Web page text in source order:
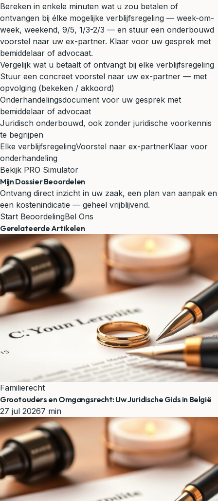
Bereken in enkele minuten wat u zou betalen of
ontvangen bij élke mogelijke verblijfsregeling — week-om-
week, weekend, 9/5, 1/3-2/3 — en stuur een onderbouwd
voorstel naar uw ex-partner. Klaar voor uw gesprek met
bemiddelaar of advocaat.
Vergelijk wat u betaalt of ontvangt bij elke verblijfsregeling
Stuur een concreet voorstel naar uw ex-partner — met
opvolging (bekeken / akkoord)
Onderhandelingsdocument voor uw gesprek met
bemiddelaar of advocaat
Juridisch onderbouwd, ook zonder juridische voorkennis
te begrijpen
Elke verblijfsregelingVoorstel naar ex-partnerKlaar voor
onderhandeling
Bekijk PRO Simulator
Mijn Dossier Beoordelen
Ontvang direct inzicht in uw zaak, een plan van aanpak en
een kostenindicatie — geheel vrijblijvend.
Start BeoordelingBel Ons
Gerelateerde Artikelen
Familierecht
Grootouders en Omgangsrecht: Uw Juridische Gids in België
27 jul 20267 min